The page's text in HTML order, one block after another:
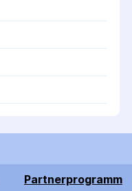
Partnerprogramm